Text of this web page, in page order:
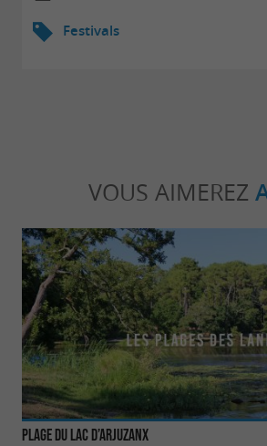
Festivals
VOUS AIMEREZ
Plage du Lac d’Arjuzanx